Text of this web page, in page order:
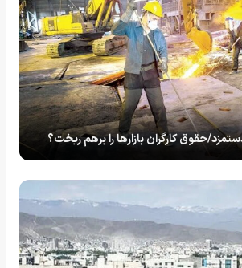
حقوق کارگران بازارها را برهم ریخت؟